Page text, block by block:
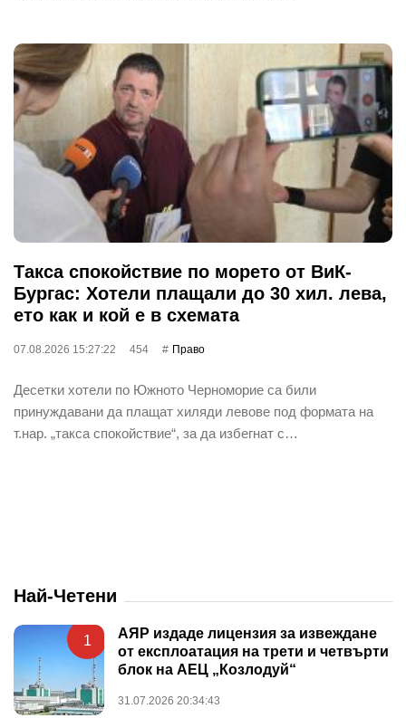
Такса спокойствие по морето от ВиК-
Бургас: Хотели плащали до 30 хил. лева,
ето как и кой е в схемата
07.08.2026 15:27:22 454 Право
Десетки хотели по Южното Черноморие са били
принуждавани да плащат хиляди левове под формата на
т.нар. „такса спокойствие“, за да избегнат с…
Най-Четени
1
АЯР издаде лицензия за извеждане
от експлоатация на трети и четвърти
блок на АЕЦ „Козлодуй“
31.07.2026 20:34:43